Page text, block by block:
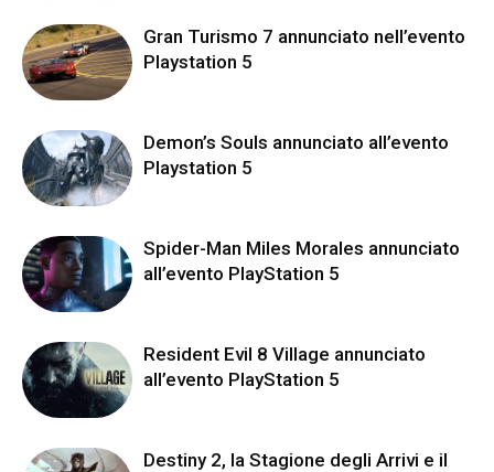
Gran Turismo 7 annunciato nell’evento
Playstation 5
Demon’s Souls annunciato all’evento
Playstation 5
Spider-Man Miles Morales annunciato
all’evento PlayStation 5
Resident Evil 8 Village annunciato
all’evento PlayStation 5
Destiny 2, la Stagione degli Arrivi e il